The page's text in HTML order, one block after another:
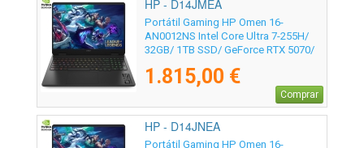
HP - D14JMEA
Portátil Gaming HP Omen 16-
AN0012NS Intel Core Ultra 7-255H/
32GB/ 1TB SSD/ GeForce RTX 5070/
1.815,00 €
Comprar
HP - D14JNEA
Portátil Gaming HP Omen 16-